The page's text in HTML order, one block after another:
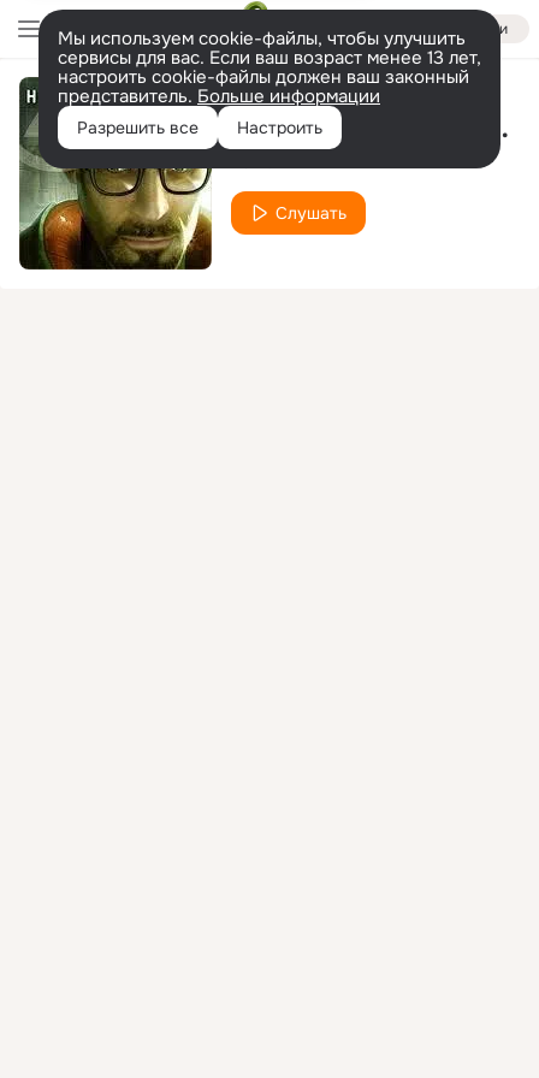
Войти
Мы используем cookie-файлы, чтобы улучшить
сервисы для вас. Если ваш возраст менее 13 лет,
настроить cookie-файлы должен ваш законный
представитель. Больше информации
Разрешить все Настроить You're Not Supposed to Be Here
Слушать